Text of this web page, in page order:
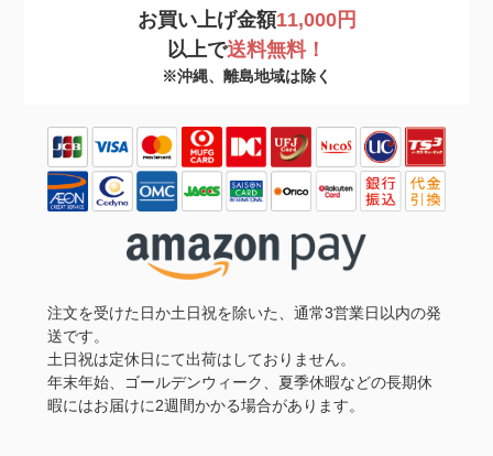
お買い上げ金額11,000円
以上で送料無料！
※沖縄、離島地域は除く
注文を受けた日か土日祝を除いた、通常3営業日以内の発
送です。
土日祝は定休日にて出荷はしておりません。
年末年始、ゴールデンウィーク、夏季休暇などの長期休
暇にはお届けに2週間かかる場合があります。